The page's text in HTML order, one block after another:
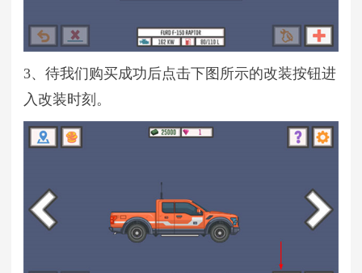
3、待我们购买成功后点击下图所示的改装按钮进
入改装时刻。